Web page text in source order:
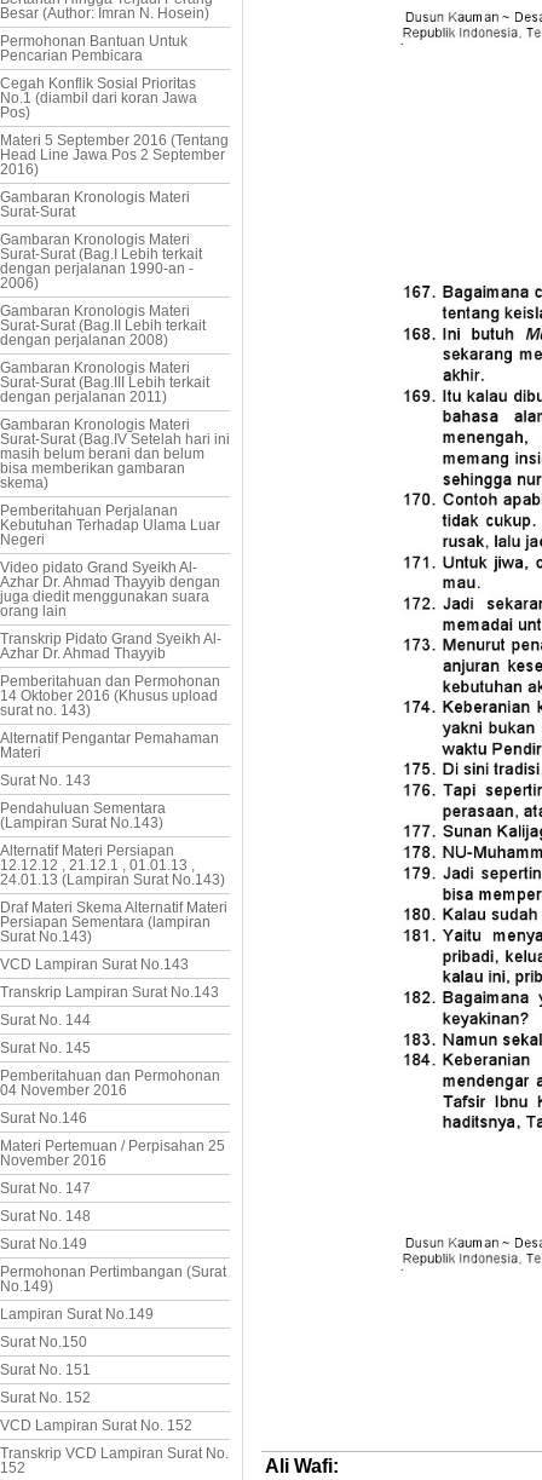
Besar (Author: Imran N. Hosein)
Permohonan Bantuan Untuk
Pencarian Pembicara
Cegah Konflik Sosial Prioritas
No.1 (diambil dari koran Jawa
Pos)
Materi 5 September 2016 (Tentang
Head Line Jawa Pos 2 September
2016)
Gambaran Kronologis Materi
Surat-Surat
Gambaran Kronologis Materi
Surat-Surat (Bag.I Lebih terkait
dengan perjalanan 1990-an -
2006)
Gambaran Kronologis Materi
Surat-Surat (Bag.II Lebih terkait
dengan perjalanan 2008)
Gambaran Kronologis Materi
Surat-Surat (Bag.III Lebih terkait
dengan perjalanan 2011)
Gambaran Kronologis Materi
Surat-Surat (Bag.IV Setelah hari ini
masih belum berani dan belum
bisa memberikan gambaran
skema)
Pemberitahuan Perjalanan
Kebutuhan Terhadap Ulama Luar
Negeri
Video pidato Grand Syeikh Al-
Azhar Dr. Ahmad Thayyib dengan
juga diedit menggunakan suara
orang lain
Transkrip Pidato Grand Syeikh Al-
Azhar Dr. Ahmad Thayyib
Pemberitahuan dan Permohonan
14 Oktober 2016 (Khusus upload
surat no. 143)
Alternatif Pengantar Pemahaman
Materi
Surat No. 143
Pendahuluan Sementara
(Lampiran Surat No.143)
Alternatif Materi Persiapan
12.12.12 , 21.12.1 , 01.01.13 ,
24.01.13 (Lampiran Surat No.143)
Draf Materi Skema Alternatif Materi
Persiapan Sementara (lampiran
Surat No.143)
VCD Lampiran Surat No.143
Transkrip Lampiran Surat No.143
Surat No. 144
Surat No. 145
Pemberitahuan dan Permohonan
04 November 2016
Surat No.146
Materi Pertemuan / Perpisahan 25
November 2016
Surat No. 147
Surat No. 148
Surat No.149
Permohonan Pertimbangan (Surat
No.149)
Lampiran Surat No.149
Surat No.150
Surat No. 151
Surat No. 152
VCD Lampiran Surat No. 152
Transkrip VCD Lampiran Surat No.
152
Ali Wafi: